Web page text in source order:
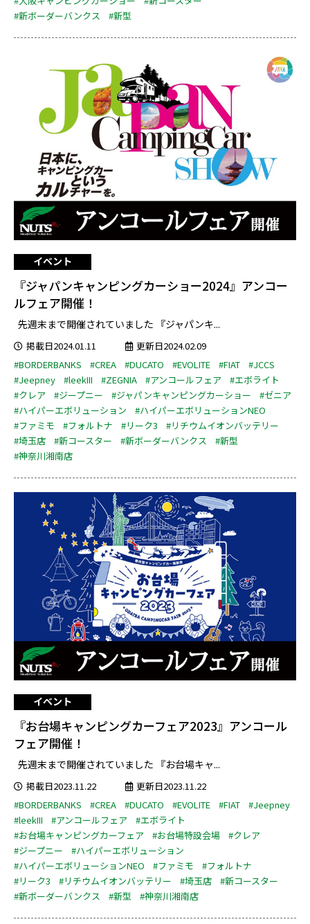
#新ボーダーバンクス
#新型
イベント
『ジャパンキャンピングカーショー2024』アンコー
ルフェア開催！
先週末まで開催されていました 『ジャパンキ...
掲載日2024.01.11
更新日2024.02.09
#BORDERBANKS
#CREA #DUCATO #EVOLITE #FIAT
#JCCS
#Jeepney
#leekIII #ZEGNIA #アンコールフェア
#エボライト
#クレア
#ジープニー #ジャパンキャンピングカーショー
#ゼニア
#ハイパーエボリューション
#ハイパーエボリューションNEO
#ファミモ
#フォルトナ #リーク3
#リチウムイオンバッテリー
#埼玉店
#新コースター #新ボーダーバンクス
#新型
#神奈川湘南店
イベント
『お台場キャンピングカーフェア2023』アンコール
フェア開催！
先週末まで開催されていました 『お台場キャ...
掲載日2023.11.22
更新日2023.11.22
#BORDERBANKS
#CREA #DUCATO #EVOLITE #FIAT
#Jeepney
#leekIII
#アンコールフェア
#エボライト
#お台場キャンピングカーフェア
#お台場特設会場
#クレア
#ジープニー
#ハイパーエボリューション
#ハイパーエボリューションNEO
#ファミモ
#フォルトナ
#リーク3
#リチウムイオンバッテリー #埼玉店
#新コースター
#新ボーダーバンクス
#新型 #神奈川湘南店